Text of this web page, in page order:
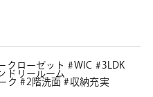
クローゼット WIC
3LDK
ドリールーム
ク 2階洗面
収納充実